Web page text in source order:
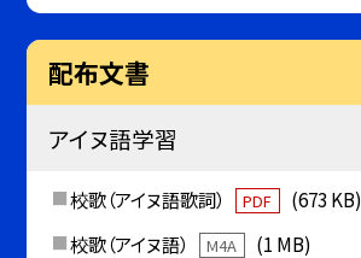
配布文書
アイヌ語学習
校歌（アイヌ語歌詞） PDF
(673 KB)
校歌（アイヌ語）
M4A
(1 MB)